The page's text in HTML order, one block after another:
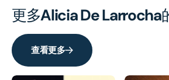
更多Alicia De Larrocha
查看更多